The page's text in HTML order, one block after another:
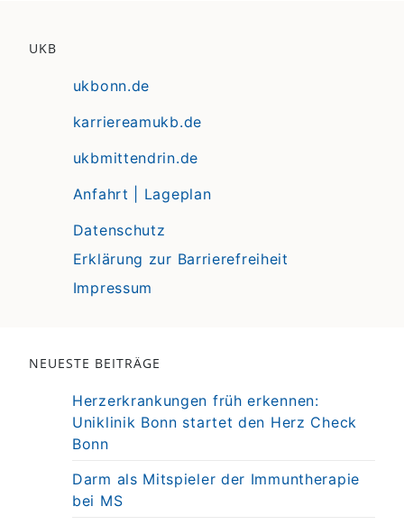
UKB
ukbonn.de
karriereamukb.de
ukbmittendrin.de
Anfahrt | Lageplan
Datenschutz
Erklärung zur Barrierefreiheit
Impressum
NEUESTE BEITRÄGE
Herzerkrankungen früh erkennen:
Uniklinik Bonn startet den Herz Check
Bonn
Darm als Mitspieler der Immuntherapie
bei MS